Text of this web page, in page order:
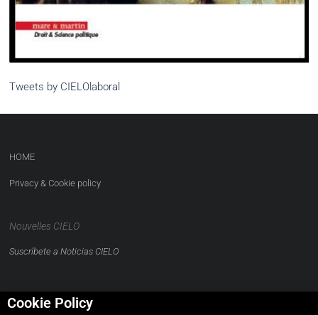
Tweets by CIELOlaboral
HOME
Privacy & Cookie policy
Nouvelles CIELO
Suscríbete a Noticias CIELO
Cookie Policy